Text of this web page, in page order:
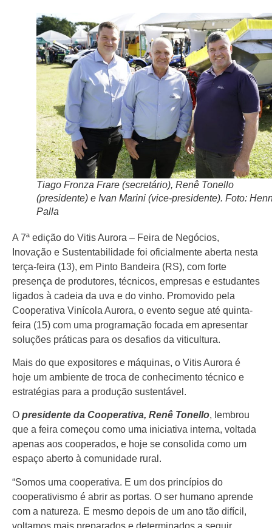
Tiago Fronza Frare (secretário), Renê Tonello
(presidente) e Ivan Marini (vice-presidente). Foto:
Palla
A 7ª edição do Vitis Aurora – Feira de Negócios,
Inovação e Sustentabilidade foi oficialmente aberta nesta
terça-feira (13), em Pinto Bandeira (RS), com forte
presença de produtores, técnicos, empresas e estudantes
ligados à cadeia da uva e do vinho. Promovido pela
Cooperativa Vinícola Aurora, o evento segue até quinta-
feira (15) com uma programação focada em apresentar
soluções práticas para os desafios da viticultura.
Mais do que expositores e máquinas, o Vitis Aurora é
hoje um ambiente de troca de conhecimento técnico e
estratégias para a produção sustentável.
O presidente da Cooperativa, Renê Tonello, lembrou
que a feira começou como uma iniciativa interna, voltada
apenas aos cooperados, e hoje se consolida como um
espaço aberto à comunidade rural.
“Somos uma cooperativa. E um dos princípios do
cooperativismo é abrir as portas. O ser humano aprende
com a natureza. E mesmo depois de um ano tão difícil,
voltamos mais preparados e determinados a seguir